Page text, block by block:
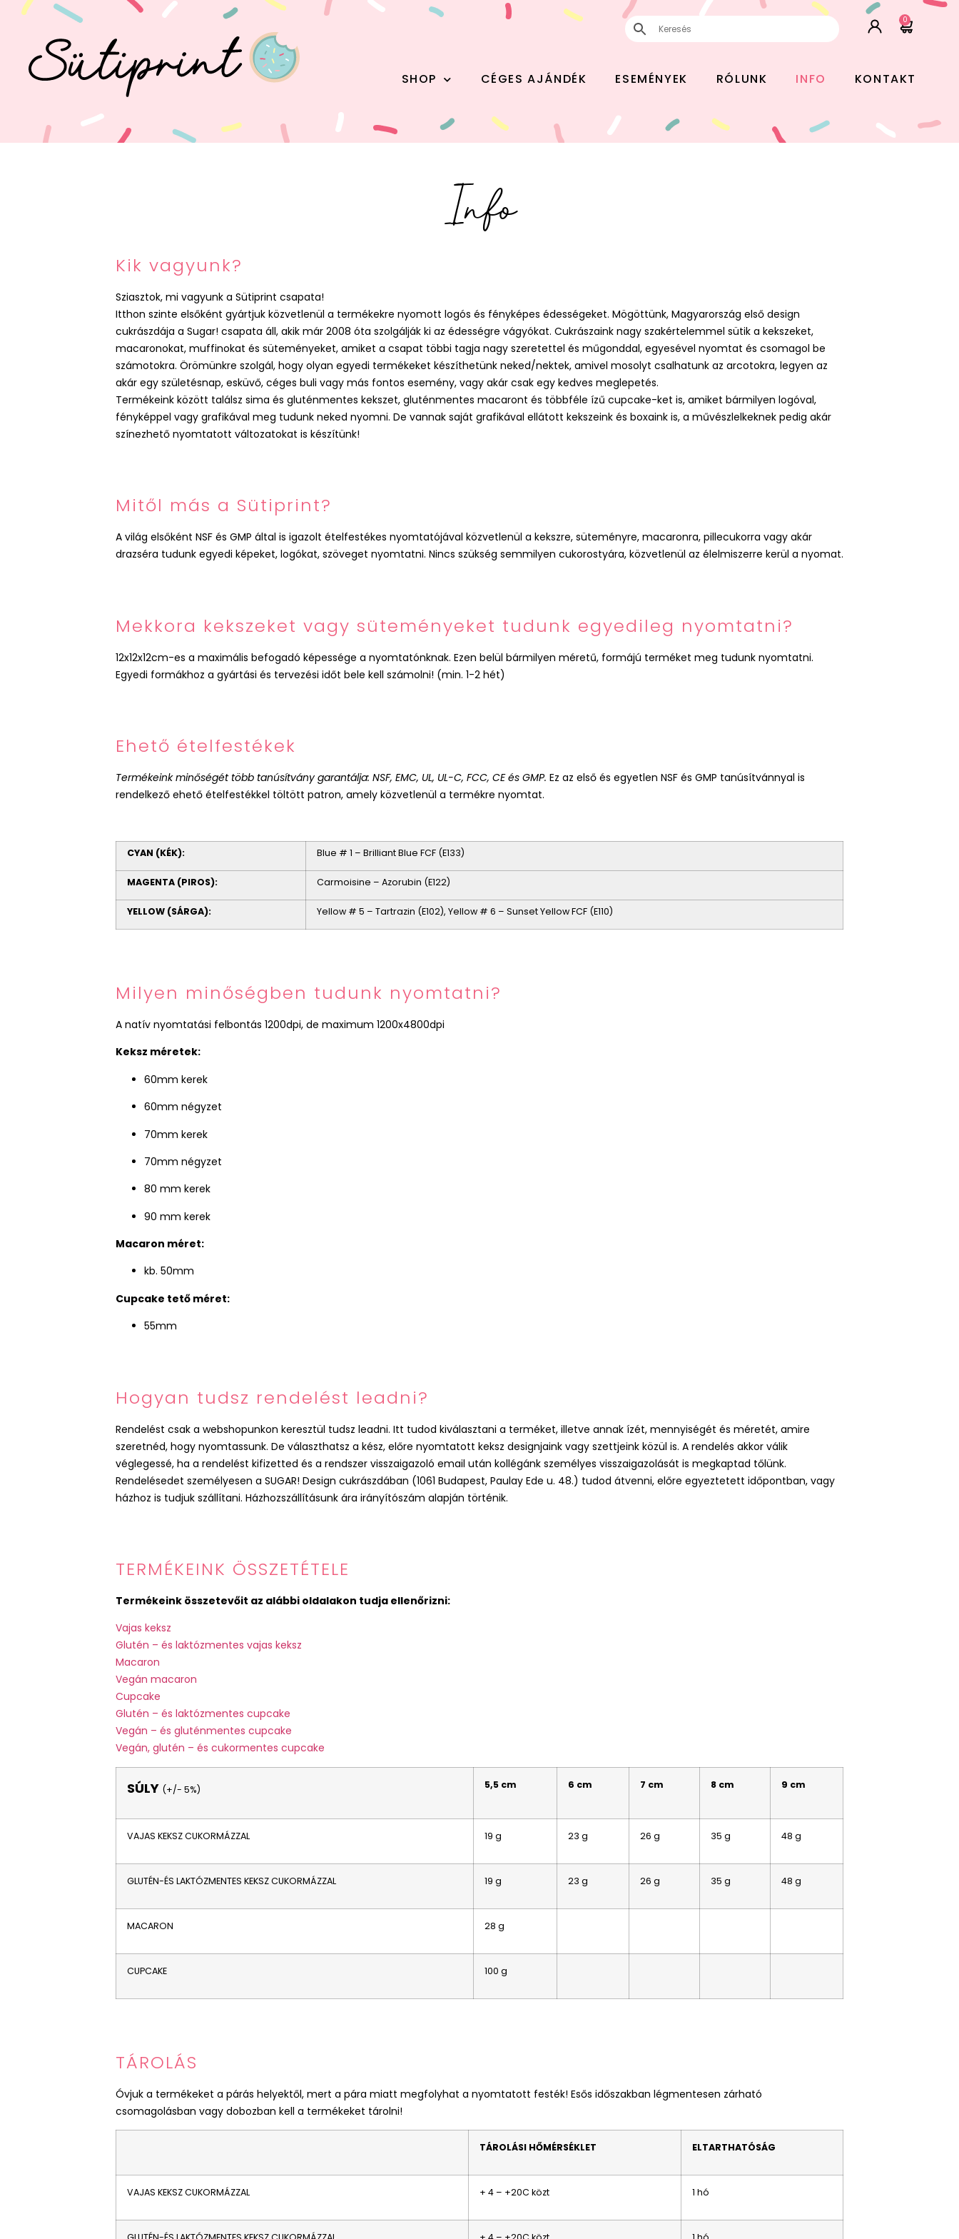
0
SHOP CÉGES AJÁNDÉK ESEMÉNYEK RÓLUNK INFO KONTAKT
Info
Kik vagyunk?
Sziasztok, mi vagyunk a Sütiprint csapata!
Itthon szinte elsőként gyártjuk közvetlenül a termékekre nyomott logós és fényképes édességeket. Mögöttünk, Magyarország első design
cukrászdája a Sugar! csapata áll, akik már 2008 óta szolgálják ki az édességre vágyókat. Cukrászaink nagy szakértelemmel sütik a kekszeket,
macaronokat, muffinokat és süteményeket, amiket a csapat többi tagja nagy szeretettel és műgonddal, egyesével nyomtat és csomagol be
számotokra. Örömünkre szolgál, hogy olyan egyedi termékeket készíthetünk neked/nektek, amivel mosolyt csalhatunk az arcotokra, legyen az
akár egy születésnap, esküvő, céges buli vagy más fontos esemény, vagy akár csak egy kedves meglepetés.
Termékeink között találsz sima és gluténmentes kekszet, gluténmentes macaront és többféle ízű cupcake-ket is, amiket bármilyen logóval,
fényképpel vagy grafikával meg tudunk neked nyomni. De vannak saját grafikával ellátott kekszeink és boxaink is, a művészlelkeknek pedig akár
színezhető nyomtatott változatokat is készítünk!
Mitől más a Sütiprint?
A világ elsőként NSF és GMP által is igazolt ételfestékes nyomtatójával közvetlenül a kekszre, süteményre, macaronra, pillecukorra vagy akár
drazséra tudunk egyedi képeket, logókat, szöveget nyomtatni. Nincs szükség semmilyen cukorostyára, közvetlenül az élelmiszerre kerül a nyomat.
Mekkora kekszeket vagy süteményeket tudunk egyedileg nyomtatni?
12x12x12cm-es a maximális befogadó képessége a nyomtatónknak. Ezen belül bármilyen méretű, formájú terméket meg tudunk nyomtatni.
Egyedi formákhoz a gyártási és tervezési időt bele kell számolni! (min. 1-2 hét)
Ehető ételfestékek
Termékeink minőségét több tanúsítvány garantálja: NSF, EMC, UL, UL-C, FCC, CE és GMP. Ez az első és egyetlen NSF és GMP tanúsítvánnyal is
rendelkező ehető ételfestékkel töltött patron, amely közvetlenül a termékre nyomtat.
CYAN (KÉK): Blue # 1 – Brilliant Blue FCF (E133)
MAGENTA (PIROS): Carmoisine – Azorubin (E122)
YELLOW (SÁRGA): Yellow # 5 – Tartrazin (E102), Yellow # 6 – Sunset Yellow FCF (E110)
Milyen minőségben tudunk nyomtatni?
A natív nyomtatási felbontás 1200dpi, de maximum 1200x4800dpi
Keksz méretek:
60mm kerek
60mm négyzet
70mm kerek
70mm négyzet
80 mm kerek
90 mm kerek
Macaron méret:
kb. 50mm
Cupcake tető méret:
55mm
Hogyan tudsz rendelést leadni?
Rendelést csak a webshopunkon keresztül tudsz leadni. Itt tudod kiválasztani a terméket, illetve annak ízét, mennyiségét és méretét, amire
szeretnéd, hogy nyomtassunk. De választhatsz a kész, előre nyomtatott keksz designjaink vagy szettjeink közül is. A rendelés akkor válik
véglegessé, ha a rendelést kifizetted és a rendszer visszaigazoló email után kollégánk személyes visszaigazolását is megkaptad tőlünk.
Rendelésedet személyesen a SUGAR! Design cukrászdában (1061 Budapest, Paulay Ede u. 48.) tudod átvenni, előre egyeztetett időpontban, vagy
házhoz is tudjuk szállítani. Házhozszállításunk ára irányítószám alapján történik.
TERMÉKEINK ÖSSZETÉTELE
Termékeink összetevőit az alábbi oldalakon tudja ellenőrizni:
Vajas keksz
Glutén – és laktózmentes vajas keksz
Macaron
Vegán macaron
Cupcake
Glutén – és laktózmentes cupcake
Vegán – és gluténmentes cupcake
Vegán, glutén – és cukormentes cupcake
SÚLY (+/- 5%) 5,5 cm 6 cm 7 cm 8 cm 9 cm
VAJAS KEKSZ CUKORMÁZZAL 19 g 23 g 26 g 35 g 48 g
GLUTÉN-ÉS LAKTÓZMENTES KEKSZ CUKORMÁZZAL 19 g 23 g 26 g 35 g 48 g
MACARON 28 g
CUPCAKE 100 g
TÁROLÁS
Óvjuk a termékeket a párás helyektől, mert a pára miatt megfolyhat a nyomtatott festék! Esős időszakban légmentesen zárható
csomagolásban vagy dobozban kell a termékeket tárolni!
TÁROLÁSI HŐMÉRSÉKLET ELTARTHATÓSÁG
VAJAS KEKSZ CUKORMÁZZAL + 4 – +20C közt 1 hó